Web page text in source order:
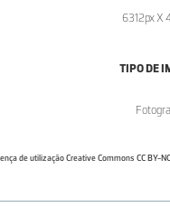
6312px X
TIPO DE
de utilização Creative Commons CC BY-